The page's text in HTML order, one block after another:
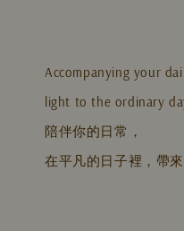
Accompanying your
light to the ordinary
陪伴你的日常，
在平凡的日子裡，帶